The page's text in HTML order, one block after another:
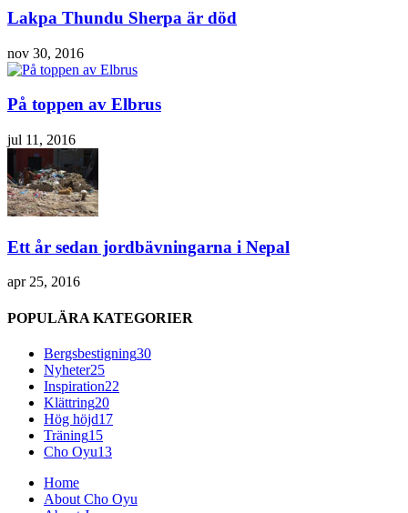
Lakpa Thundu Sherpa är död
nov 30, 2016
På toppen av Elbrus
jul 11, 2016
Ett år sedan jordbävningarna i Nepal
apr 25, 2016
POPULÄRA KATEGORIER
Bergsbestigning30
Nyheter25
Inspiration22
Klättring20
Hög höjd17
Träning15
Cho Oyu13
Home
About Cho Oyu